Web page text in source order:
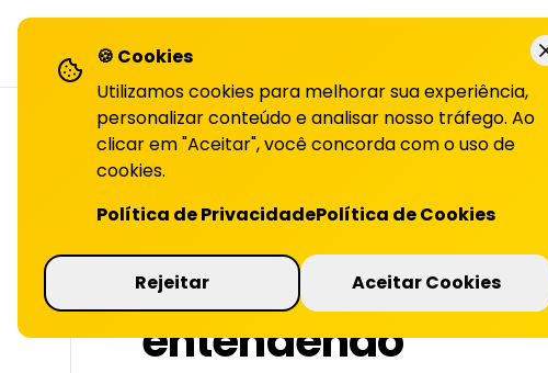
soluções
VOLTAR PARA O BLOG
IA no atendimento:
entendendo
🍪 Cookies
Utilizamos cookies para melhorar sua experiência,
personalizar conteúdo e analisar nosso tráfego. Ao
clicar em "Aceitar", você concorda com o uso de
cookies.
Política de PrivacidadePolítica de Cookies
Rejeitar Aceitar Cookies